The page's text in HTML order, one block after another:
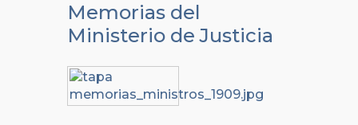
Memorias del
Ministerio de Justicia